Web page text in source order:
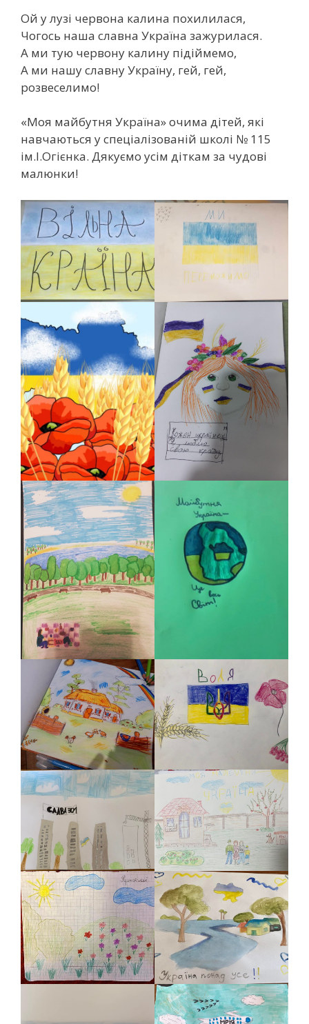
Ой у лузі червона калина похилилася,
Чогось наша славна Україна зажурилася.
А ми тую червону калину підіймемо,
А ми нашу славну Україну, гей, гей,
розвеселимо!
«Моя майбутня Україна» очима дітей, які
навчаються у спеціалізованій школі № 115
ім.І.Огієнка. Дякуємо усім діткам за чудові
малюнки!